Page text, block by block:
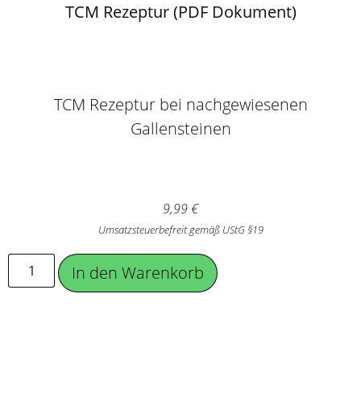
TCM Rezeptur (PDF Dokument)
TCM Rezeptur bei nachgewiesenen
Gallensteinen
9,99€
Umsatzsteuerbefreit gemäß UStG §19
In den Warenkorb